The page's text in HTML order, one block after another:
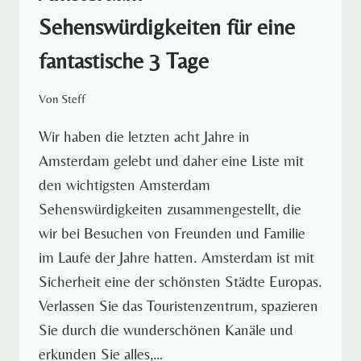
Sehenswürdigkeiten für eine
fantastische 3 Tage
Von Steff
Wir haben die letzten acht Jahre in
Amsterdam gelebt und daher eine Liste mit
den wichtigsten Amsterdam
Sehenswürdigkeiten zusammengestellt, die
wir bei Besuchen von Freunden und Familie
im Laufe der Jahre hatten. Amsterdam ist mit
Sicherheit eine der schönsten Städte Europas.
Verlassen Sie das Touristenzentrum, spazieren
Sie durch die wunderschönen Kanäle und
erkunden Sie alles,…